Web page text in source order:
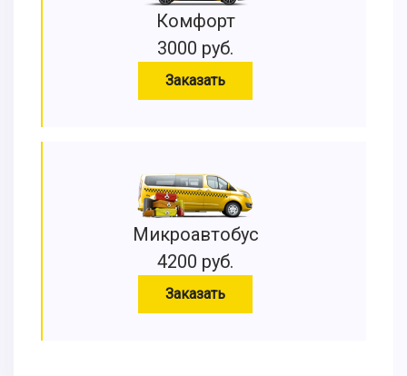
Комфорт
3000 руб.
Заказать
Микроавтобус
4200 руб.
Заказать